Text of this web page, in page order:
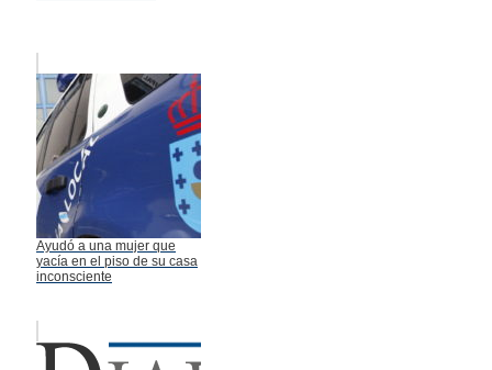
Ayudó a una mujer que
yacía en el piso de su casa
inconsciente